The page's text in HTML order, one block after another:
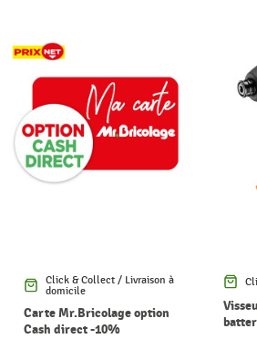
Click & Collect / Livraison à
domicile
Carte Mr.Bricolage option
Cash direct -10%